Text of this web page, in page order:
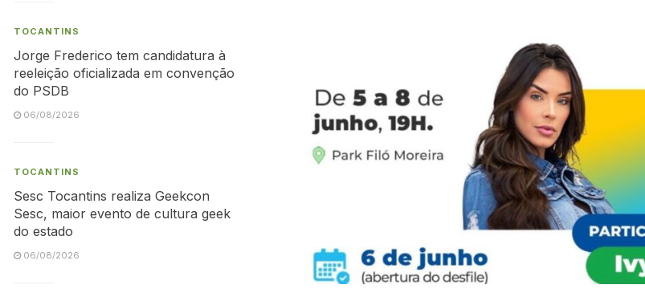
TOCANTINS
Jorge Frederico tem candidatura à
reeleição oficializada em convenção
do PSDB
06/08/2026
TOCANTINS
Sesc Tocantins realiza Geekcon
Sesc, maior evento de cultura geek
do estado
06/08/2026